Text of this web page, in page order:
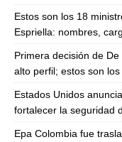
Estos son los 18
Espriella: nombres,
Primera decisión de
alto perfil; estos son
Estados Unidos
fortalecer la seguridad
Epa Colombia fue